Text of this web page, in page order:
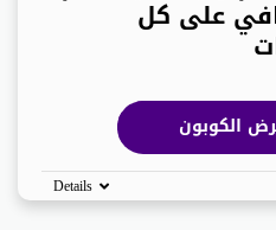
على كل
الكوبون
Details